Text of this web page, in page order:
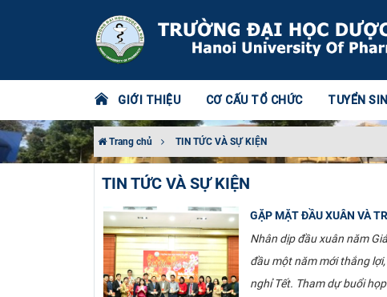
GIỚI THIỆU CƠ CẤU TỔ CHỨC TUYỂN
Trang chủ TIN TỨC VÀ SỰ KIỆN
TIN TỨC VÀ SỰ KIỆN
GẶP MẶT ĐẦU XUÂN VÀ
Nhân dịp đầu xuân năm
đầu một năm mới thắng
nghỉ Tết. Tham dự buổi